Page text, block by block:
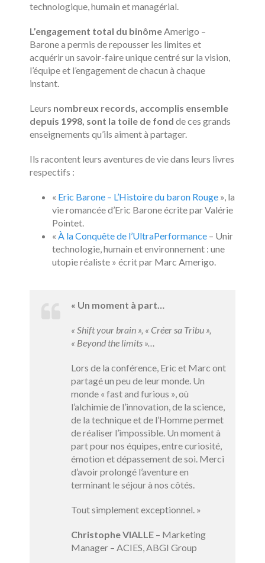
technologique, humain et managérial.
L’engagement total du binômeAmerigo –
Barone a permis de repousser les limites et
acquérir un savoir-faire unique centré sur la vision,
l’équipe et l’engagement de chacun à chaque
instant.
Leurs nombreux records, accomplis ensemble
depuis 1998, sont la toile de fond de ces grands
enseignements qu’ils aiment à partager.
Ils racontent leurs aventures de vie dans leurs livres
respectifs :
« Eric Barone – L’Histoire du baron Rouge», la
vie romancée d’Eric Barone écrite par Valérie
Pointet.
« À la Conquête de l’UltraPerformance– Unir
technologie, humain et environnement : une
utopie réaliste » écrit par Marc Amerigo.
« Un moment à part…
« Shift your brain », « Créer sa Tribu »,
« Beyond the limits »…
Lors de la conférence, Eric et Marc ont
partagé un peu de leur monde. Un
monde « fast and furious », où
l’alchimie de l’innovation, de la science,
de la technique et de l’Homme permet
de réaliser l’impossible. Un moment à
part pour nos équipes, entre curiosité,
émotion et dépassement de soi. Merci
d’avoir prolongé l’aventure en
terminant le séjour à nos côtés.
Tout simplement exceptionnel. »
Christophe VIALLE – Marketing
Manager – ACIES, ABGI Group